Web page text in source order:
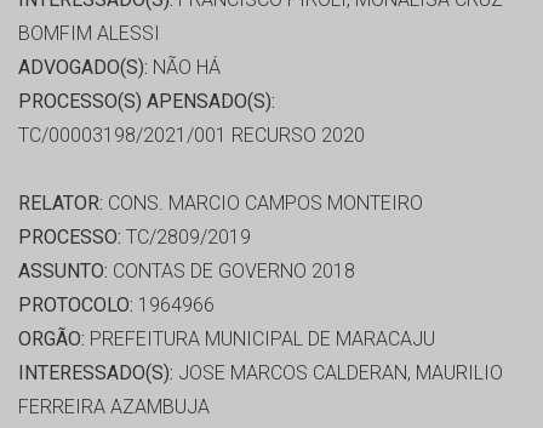
BOMFIM ALESSI
ADVOGADO(S): NÃO HÁ
PROCESSO(S) APENSADO(S):
TC/00003198/2021/001 RECURSO 2020
RELATOR: CONS. MARCIO CAMPOS MONTEIRO
PROCESSO: TC/2809/2019
ASSUNTO: CONTAS DE GOVERNO 2018
PROTOCOLO: 1964966
ORGÃO: PREFEITURA MUNICIPAL DE MARACAJU
INTERESSADO(S): JOSE MARCOS CALDERAN, MAURILIO
FERREIRA AZAMBUJA